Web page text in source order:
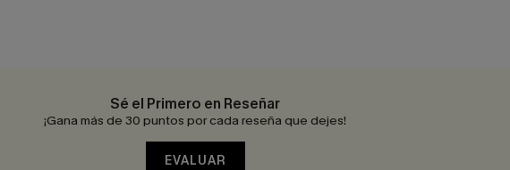
Sé el Primero en Reseñar
¡Gana más de 30 puntos por cada reseña que dejes!
EVALUAR